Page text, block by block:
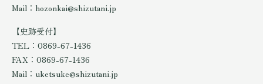
Mail：hozonkai@shizutani.jp
【史跡受付】
TEL：0869-67-1436
FAX：0869-67-1436
Mail：uketsuke@shizutani.jp